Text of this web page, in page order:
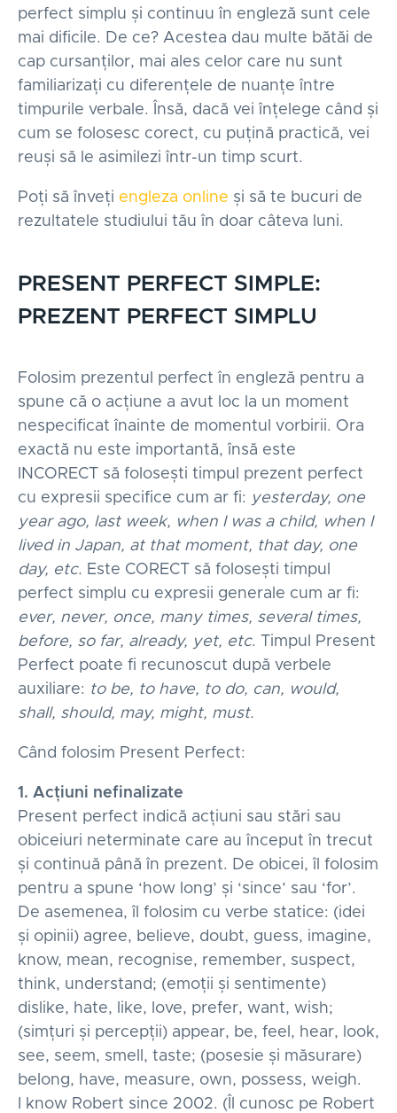
perfect simplu și continuu în engleză sunt cele
mai dificile. De ce? Acestea dau multe bătăi de
cap cursanților, mai ales celor care nu sunt
familiarizați cu diferențele de nuanțe între
timpurile verbale. Însă, dacă vei înțelege când și
cum se folosesc corect, cu puțină practică, vei
reuși să le asimilezi într-un timp scurt.
Poți să înveți engleza online și să te bucuri de
rezultatele studiului tău în doar câteva luni.
PRESENT PERFECT SIMPLE:
PREZENT PERFECT SIMPLU
Folosim prezentul perfect în engleză pentru a
spune că o acțiune a avut loc la un moment
nespecificat înainte de momentul vorbirii. Ora
exactă nu este importantă, însă este
INCORECT să folosești timpul prezent perfect
cu expresii specifice cum ar fi: yesterday, one
year ago, last week, when I was a child, when I
lived in Japan, at that moment, that day, one
day, etc. Este CORECT să folosești timpul
perfect simplu cu expresii generale cum ar fi:
ever, never, once, many times, several times,
before, so far, already, yet, etc. Timpul Present
Perfect poate fi recunoscut după verbele
auxiliare: to be, to have, to do, can, would,
shall, should, may, might, must.
Când folosim Present Perfect:
1. Acțiuni nefinalizate
Present perfect indică acțiuni sau stări sau
obiceiuri neterminate care au început în trecut
și continuă până în prezent. De obicei, îl folosim
pentru a spune ‘how long’ și ‘since’ sau ‘for’.
De asemenea, îl folosim cu verbe statice: (idei
și opinii) agree, believe, doubt, guess, imagine,
know, mean, recognise, remember, suspect,
think, understand; (emoții și sentimente)
dislike, hate, like, love, prefer, want, wish;
(simțuri și percepții) appear, be, feel, hear, look,
see, seem, smell, taste; (posesie și măsurare)
belong, have, measure, own, possess, weigh.
I know Robert since 2002. (Îl cunosc pe Robert